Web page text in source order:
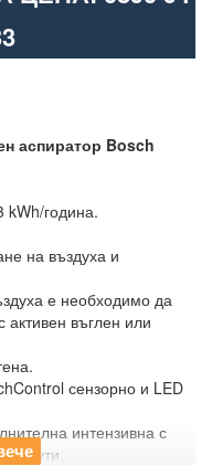
аспиратор Bosch
kWh/година.
на въздуха и
е необходимо да
въглен или
сензорно и LED
интензивна с